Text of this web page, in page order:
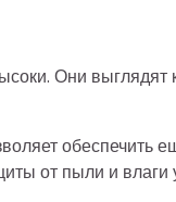
Они выглядят
обеспечить
от пыли и